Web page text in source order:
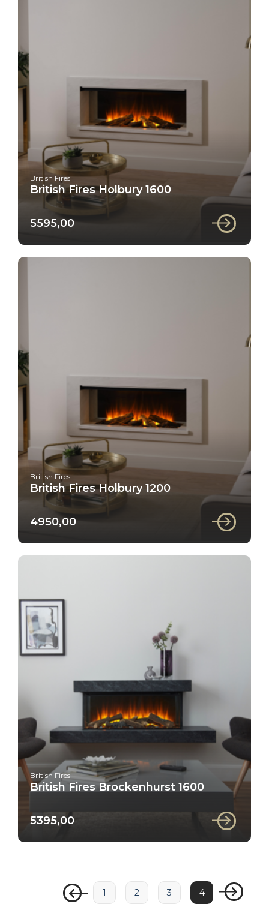
British Fires
British Fires Holbury 1600
5595,00
British Fires
British Fires Holbury 1200
4950,00
British Fires
British Fires Brockenhurst 1600
5395,00
1 2 3 4